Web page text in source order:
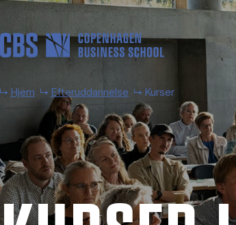
Gå til hovedindhold
Hjem Efteruddannelse Kurser